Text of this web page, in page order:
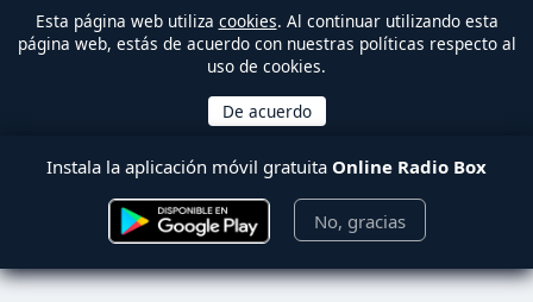
Esta página web utiliza cookies. Al continuar utilizando esta
página web, estás de acuerdo con nuestras políticas respecto al
uso de cookies.
Instala la aplicación móvil gratuita Online Radio Box
No, gracias